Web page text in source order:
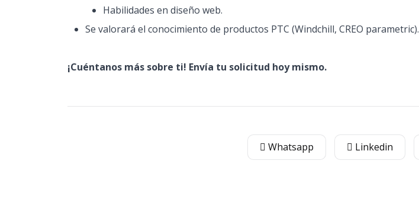
Habilidades en diseño web.
Se valorará el conocimiento de productos PTC (Windchill, CREO parametric).
¡Cuéntanos más sobre ti! Envía tu solicitud hoy mismo.
Whatsapp Linkedin